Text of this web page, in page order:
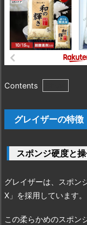
Contents
グ
レ
ザ
ー
特
徴
1.
グレイザーの特徴
スポンジ硬度と
グレイザーは、スポン
X」を採用しています。
この柔らかめのスポン